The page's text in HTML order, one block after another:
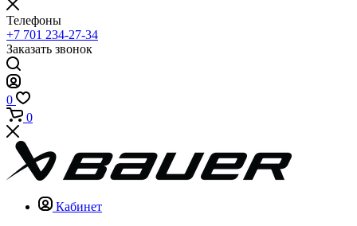
Телефоны
+7 701 234-27-34
Заказать звонок
0
0
Кабинет